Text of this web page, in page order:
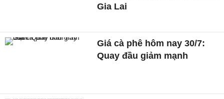
Gia Lai
Giá cà phê hôm nay 30/7:
Quay đầu giảm mạnh